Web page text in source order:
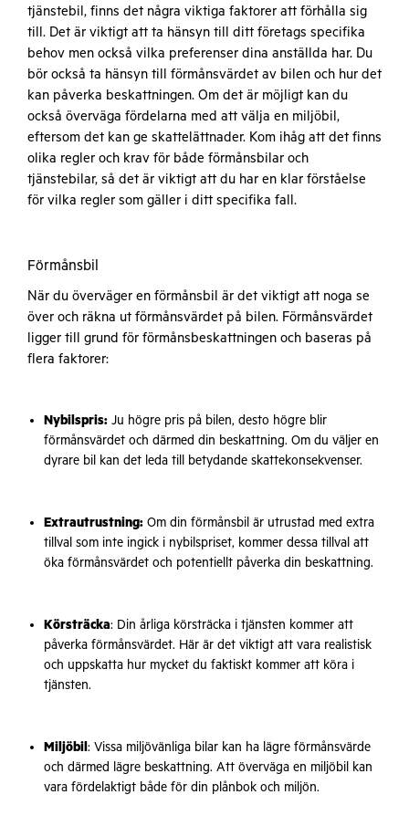
tjänstebil, finns det några viktiga faktorer att förhålla sig
till. Det är viktigt att ta hänsyn till ditt företags specifika
behov men också vilka preferenser dina anställda har. Du
bör också ta hänsyn till förmånsvärdet av bilen och hur det
kan påverka beskattningen. Om det är möjligt kan du
också överväga fördelarna med att välja en miljöbil,
eftersom det kan ge skattelättnader. Kom ihåg att det finns
olika regler och krav för både förmånsbilar och
tjänstebilar, så det är viktigt att du har en klar förståelse
för vilka regler som gäller i ditt specifika fall.
Förmånsbil
När du överväger en förmånsbil är det viktigt att noga se
över och räkna ut förmånsvärdet på bilen. Förmånsvärdet
ligger till grund för förmånsbeskattningen och baseras på
flera faktorer:
Nybilspris:Ju högre pris på bilen, desto högre blir
förmånsvärdet och därmed din beskattning. Om du väljer en
dyrare bil kan det leda till betydande skattekonsekvenser.
Extrautrustning:Om din förmånsbil är utrustad med extra
tillval som inte ingick i nybilspriset, kommer dessa tillval att
öka förmånsvärdet och potentiellt påverka din beskattning.
Körsträcka: Din årliga körsträcka i tjänsten kommer att
påverka förmånsvärdet. Här är det viktigt att vara realistisk
och uppskatta hur mycket du faktiskt kommer att köra i
tjänsten.
Miljöbil : Vissa miljövänliga bilar kan ha lägre förmånsvärde
och därmed lägre beskattning. Att överväga en miljöbil kan
vara fördelaktigt både för din plånbok och miljön.